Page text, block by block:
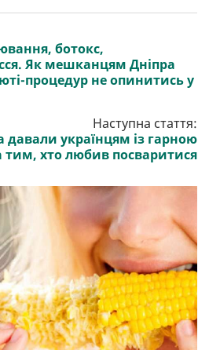
ботокс,
Як мешканцям Дніпра
процедур не опинитись у
Наступна стаття:
давали українцям із гарною
тим, хто любив посваритися